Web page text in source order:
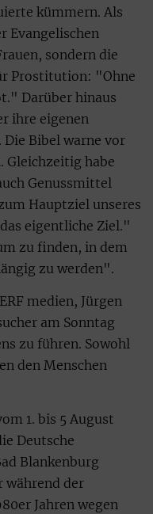
kümmern. Als
Evangelischen
sondern die
Prostitution: "Ohne
Darüber hinaus
ihre eigenen
Bibel warne vor
Gleichzeitig habe
Genussmittel
Hauptziel unseres
eigentliche Ziel."
zu finden, in dem
zu werden".
medien, Jürgen
am Sonntag
zu führen. Sowohl
den Menschen
1. bis 5 August
Deutsche
Blankenburg
während der
Jahren wegen